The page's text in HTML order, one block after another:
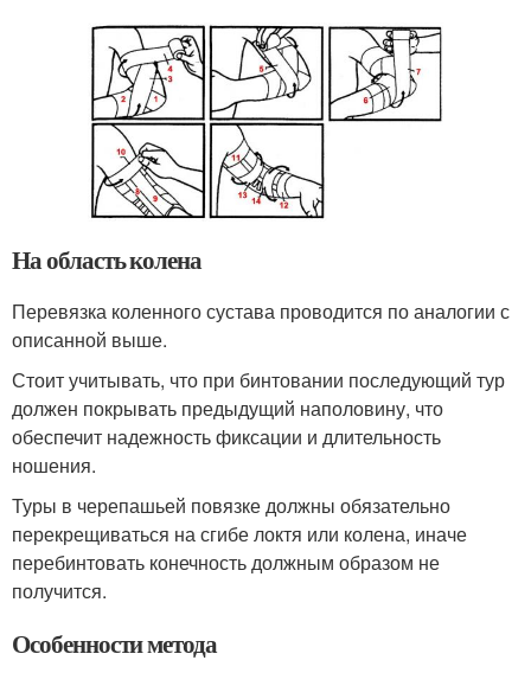
На область колена
Перевязка коленного сустава проводится по аналогии с
описанной выше.
Стоит учитывать, что при бинтовании последующий тур
должен покрывать предыдущий наполовину, что
обеспечит надежность фиксации и длительность
ношения.
Туры в черепашьей повязке должны обязательно
перекрещиваться на сгибе локтя или колена, иначе
перебинтовать конечность должным образом не
получится.
Особенности метода